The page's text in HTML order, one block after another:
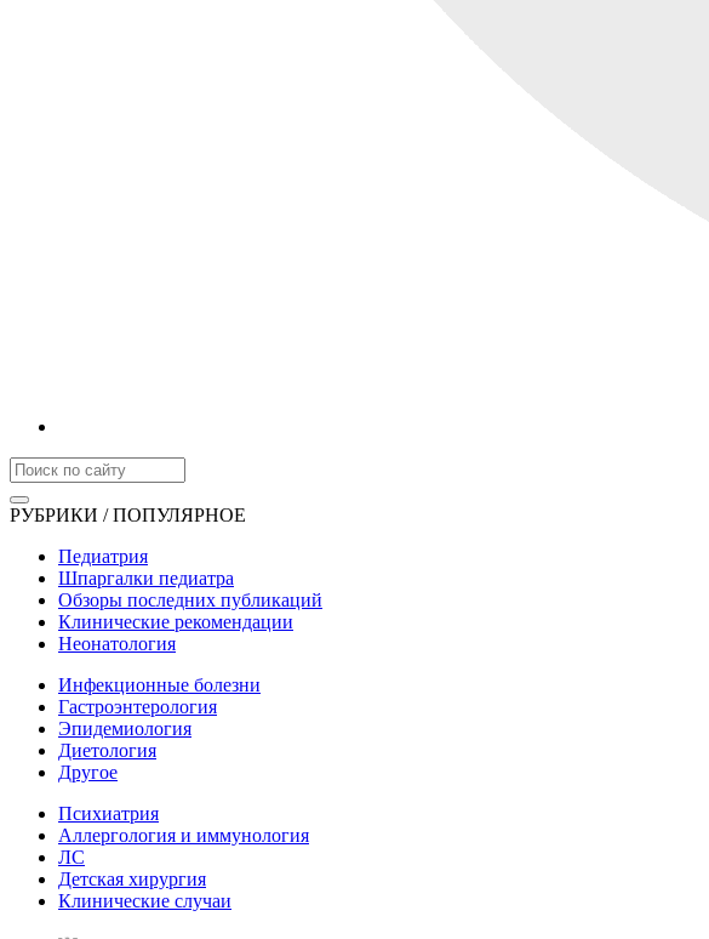
РУБРИКИ / ПОПУЛЯРНОЕ
Педиатрия
Шпаргалки педиатра
Обзоры последних публикаций
Клинические рекомендации
Неонатология
Инфекционные болезни
Гастроэнтерология
Эпидемиология
Диетология
Другое
Психиатрия
Аллергология и иммунология
ЛС
Детская хирургия
Клинические случаи